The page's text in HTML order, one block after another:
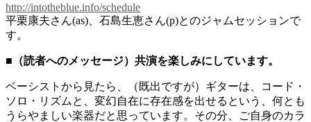
http://intotheblue.info/schedule
平栗康夫さん(as)、石島生恵さん(p)とのジャムセッションで
す。
■（読者へのメッセージ）共演を楽しみにしています。
ベーシストから見たら、（既出ですが）ギターは、コード・
ソロ・リズムと、変幻自在に存在感を出せるという、何とも
うらやましい楽器だと思っています。その分、ご自身のカラ